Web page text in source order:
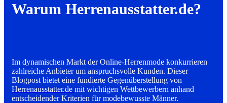
Warum Herrenausstatter.de?
Im dynamischen Markt der Online-Herrenmode konkurrieren
zahlreiche Anbieter um anspruchsvolle Kunden. Dieser
Blogpost bietet eine fundierte Gegenüberstellung von
Herrenausstatter.de mit wichtigen Wettbewerbern anhand
entscheidender Kriterien für modebewusste Männer.